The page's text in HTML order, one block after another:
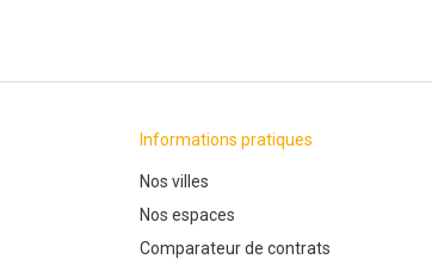
Informations pratiques
Nos villes
Nos espaces
Comparateur de contrats